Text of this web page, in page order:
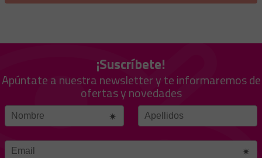
¡Suscríbete!
Apúntate a nuestra newsletter y te informaremos de
ofertas y novedades